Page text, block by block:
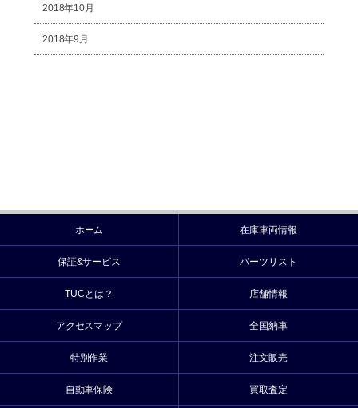
2018年10月
2018年9月
ホーム 在庫車両情報
保証&サービス パーツリスト
TUCとは？ 店舗情報
アクセスマップ 全国納車
特別作業 注文販売
自動車保険 買取査定